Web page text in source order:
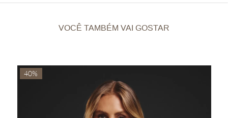
VOCÊ TAMBÉM VAI GOSTAR
40%